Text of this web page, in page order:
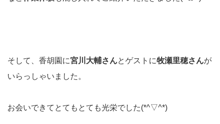
そして、香胡園に宮川大輔さんとゲストに牧瀬里穂さんが
いらっしゃいました。
お会いできてとてもとても光栄でした(*^▽^*)